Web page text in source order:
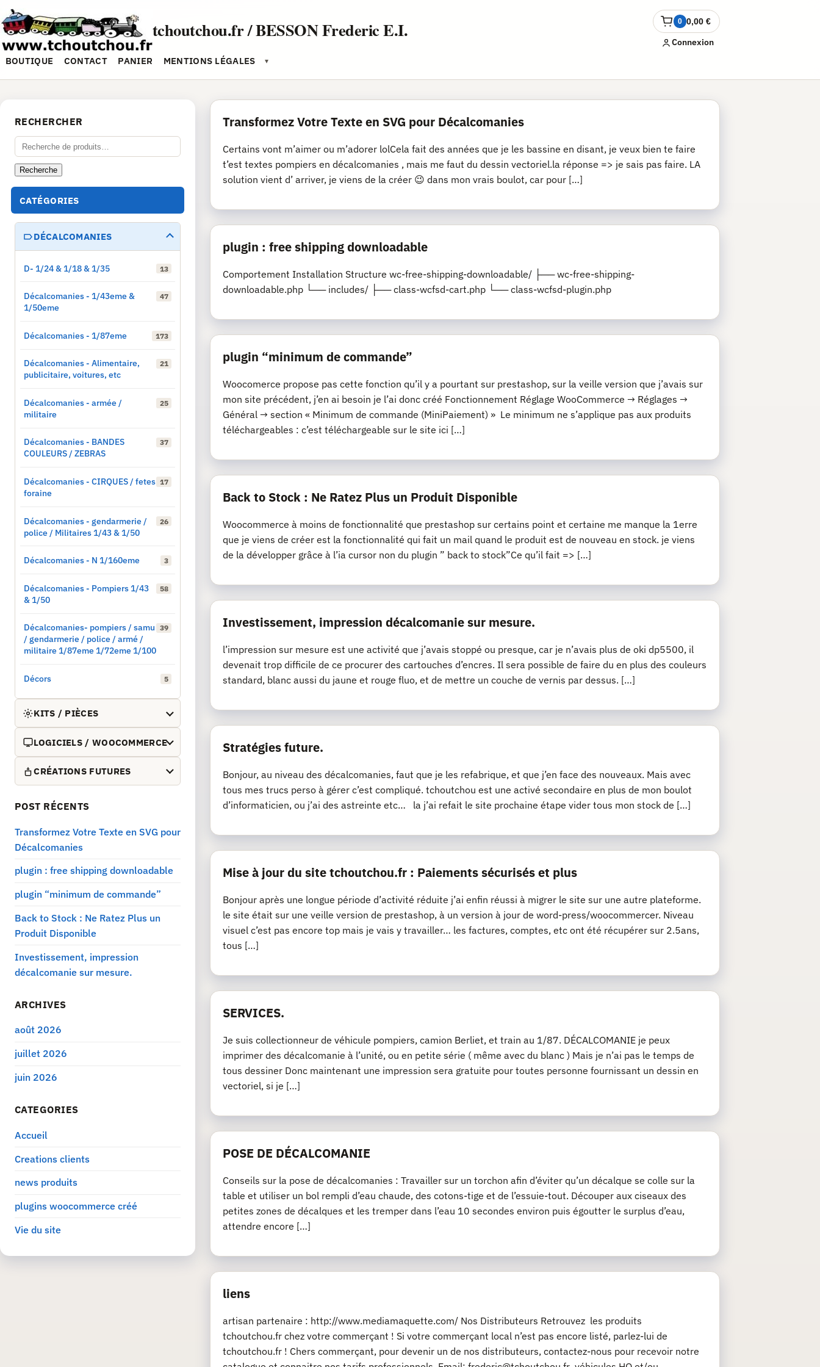
Aller
au
contenu
tchoutchou.fr / BESSON Frederic E.I.
BOUTIQUE CONTACT PANIER MENTIONS LÉGALES ▾
0 0,00€
Ouvrir
le
panierConnexion
Transformez Votre Texte en SVG pour Décalcomanies
Certains vont m’aimer ou m’adorer lolCela fait des années que je les bassine en disant, je veux bien te faire
t’est textes pompiers en décalcomanies , mais me faut du dessin vectoriel.la réponse => je sais pas faire. LA
solution vient d’ arriver, je viens de la créer 😉 dans mon vrais boulot, car pour […]
plugin : free shipping downloadable
Comportement Installation Structure wc-free-shipping-downloadable/ ├── wc-free-shipping-
downloadable.php └── includes/ ├── class-wcfsd-cart.php └── class-wcfsd-plugin.php
plugin “minimum de commande”
Woocomerce propose pas cette fonction qu’il y a pourtant sur prestashop, sur la veille version que j’avais sur
mon site précédent, j’en ai besoin je l’ai donc créé Fonctionnement Réglage WooCommerce → Réglages →
Général → section « Minimum de commande (MiniPaiement) » Le minimum ne s’applique pas aux produits
téléchargeables : c’est téléchargeable sur le site ici […]
Back to Stock : Ne Ratez Plus un Produit Disponible
Woocommerce à moins de fonctionnalité que prestashop sur certains point et certaine me manque la 1erre
que je viens de créer est la fonctionnalité qui fait un mail quand le produit est de nouveau en stock. je viens
de la développer grâce à l’ia cursor non du plugin ” back to stock”Ce qu’il fait => […]
Investissement, impression décalcomanie sur mesure.
l’impression sur mesure est une activité que j’avais stoppé ou presque, car je n’avais plus de oki dp5500, il
devenait trop difficile de ce procurer des cartouches d’encres. Il sera possible de faire du en plus des couleurs
standard, blanc aussi du jaune et rouge fluo, et de mettre un couche de vernis par dessus. […]
Stratégies future.
Bonjour, au niveau des décalcomanies, faut que je les refabrique, et que j’en face des nouveaux. Mais avec
tous mes trucs perso à gérer c’est compliqué. tchoutchou est une activé secondaire en plus de mon boulot
d’informaticien, ou j’ai des astreinte etc… la j’ai refait le site prochaine étape vider tous mon stock de […]
Mise à jour du site tchoutchou.fr : Paiements sécurisés et plus
Bonjour après une longue période d’activité réduite j’ai enfin réussi à migrer le site sur une autre plateforme.
le site était sur une veille version de prestashop, à un version à jour de word-press/woocommercer. Niveau
visuel c’est pas encore top mais je vais y travailler… les factures, comptes, etc ont été récupérer sur 2.5ans,
tous […]
SERVICES.
Je suis collectionneur de véhicule pompiers, camion Berliet, et train au 1/87. DÉCALCOMANIE je peux
imprimer des décalcomanie à l’unité, ou en petite série ( même avec du blanc ) Mais je n’ai pas le temps de
tous dessiner Donc maintenant une impression sera gratuite pour toutes personne fournissant un dessin en
vectoriel, si je […]
POSE DE DÉCALCOMANIE
Conseils sur la pose de décalcomanies : Travailler sur un torchon afin d’éviter qu’un décalque se colle sur la
table et utiliser un bol rempli d’eau chaude, des cotons-tige et de l’essuie-tout. Découper aux ciseaux des
petites zones de décalques et les tremper dans l’eau 10 secondes environ puis égoutter le surplus d’eau,
attendre encore […]
liens
artisan partenaire : http://www.mediamaquette.com/ Nos Distributeurs Retrouvez les produits
tchoutchou.fr chez votre commerçant ! Si votre commerçant local n’est pas encore listé, parlez-lui de
tchoutchou.fr ! Chers commerçant, pour devenir un de nos distributeurs, contactez-nous pour recevoir notre
RECHERCHER
Recherche
pour :
Recherche
CATÉGORIES
DÉCALCOMANIES
D- 1/24 & 1/18 & 1/35 13
Décalcomanies - 1/43eme &
1/50eme
47
Décalcomanies - 1/87eme 173
Décalcomanies - Alimentaire,
publicitaire, voitures, etc
21
Décalcomanies - armée /
militaire
25
Décalcomanies - BANDES
COULEURS / ZEBRAS
37
Décalcomanies - CIRQUES / fetes
foraine
17
Décalcomanies - gendarmerie /
police / Militaires 1/43 & 1/50
26
Décalcomanies - N 1/160eme 3
Décalcomanies - Pompiers 1/43
& 1/50
58
Décalcomanies- pompiers / samu
/ gendarmerie / police / armé /
militaire 1/87eme 1/72eme 1/100
39
Décors 5
KITS / PIÈCES
LOGICIELS / WOOCOMMERCE
CRÉATIONS FUTURES
POST RÉCENTS
Transformez Votre Texte en SVG pour
Décalcomanies
plugin : free shipping downloadable
plugin “minimum de commande”
Back to Stock : Ne Ratez Plus un
Produit Disponible
Investissement, impression
décalcomanie sur mesure.
ARCHIVES
août 2026
juillet 2026
juin 2026
CATEGORIES
Accueil
Creations clients
news produits
plugins woocommerce créé
Vie du site